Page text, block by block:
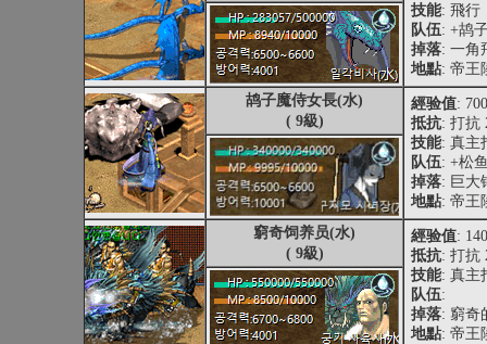
技能: 飛行
队伍: +鸪
掉落: 一角
地點: 帝王
鸪子魔侍女長(水)
( 9級)
經验值:
抵抗: 打抗
技能: 真主
队伍: +松
掉落: 巨大
地點: 帝王
窮奇饲养员(水)
( 9級)
經验值:
抵抗: 打抗
技能: 真主
队伍:
掉落: 窮奇
地點: 帝王